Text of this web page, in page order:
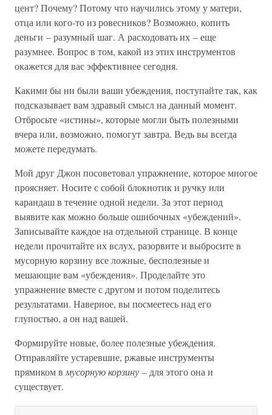
цент? Почему? Потому что научились этому у матери,
отца или кого-то из ровесников? Возможно, копить
деньги – разумный шаг. А расходовать их – еще
разумнее. Вопрос в том, какой из этих инструментов
окажется для вас эффективнее сегодня.
Какими бы ни были ваши убеждения, поступайте так, как
подсказывает вам здравый смысл на данный момент.
Отбросьте «истины», которые могли быть полезными
вчера или, возможно, помогут завтра. Ведь вы всегда
можете передумать.
Мой друг Джон посоветовал упражнение, которое многое
проясняет. Носите с собой блокнотик и ручку или
карандаш в течение одной недели. За этот период
выявите как можно больше ошибочных «убеждений».
Записывайте каждое на отдельной странице. В конце
недели прочитайте их вслух, разорвите и выбросите в
мусорную корзину все ложные, бесполезные и
мешающие вам «убеждения». Проделайте это
упражнение вместе с другом и потом поделитесь
результатами. Наверное, вы посмеетесь над его
глупостью, а он над вашей.
Формируйте новые, более полезные убеждения.
Отправляйте устаревшие, ржавые инструменты
прямиком в мусорную корзину – для этого она и
существует.